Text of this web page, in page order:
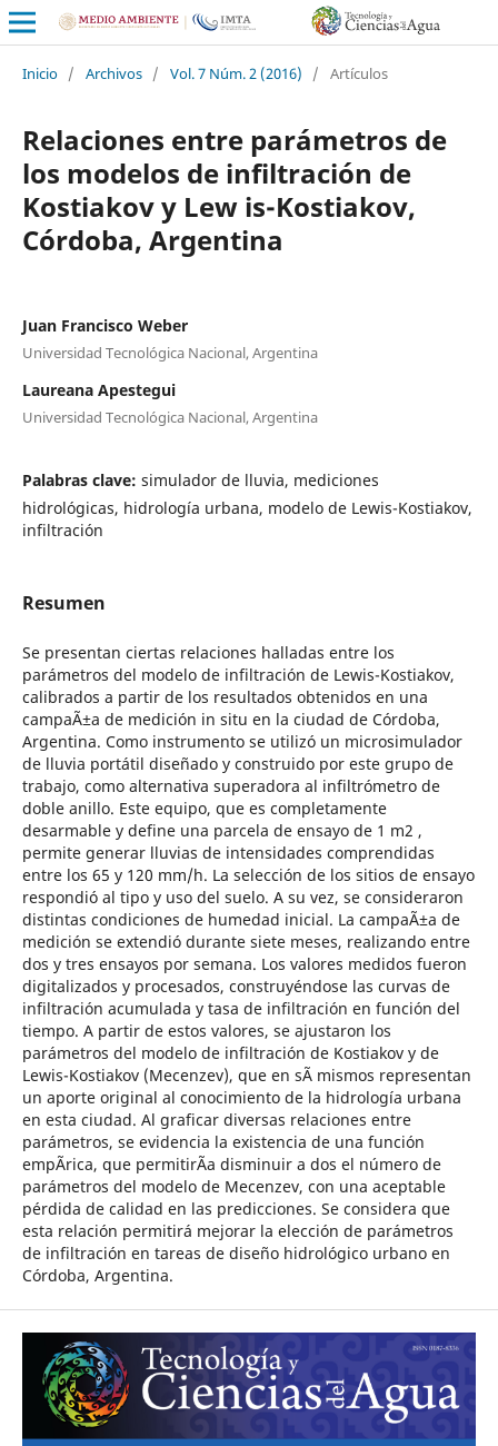
Inicio / Archivos / Vol. 7 Núm. 2 (2016) / Artículos
Relaciones entre parámetros de
los modelos de infiltración de
Kostiakov y Lew is-Kostiakov,
Córdoba, Argentina
Juan Francisco Weber
Universidad Tecnológica Nacional, Argentina
Laureana Apestegui
Universidad Tecnológica Nacional, Argentina
Palabras clave: simulador de lluvia, mediciones
hidrológicas, hidrología urbana, modelo de Lewis-Kostiakov,
infiltración
Resumen
Se presentan ciertas relaciones halladas entre los
parámetros del modelo de infiltración de Lewis-Kostiakov,
calibrados a partir de los resultados obtenidos en una
campaÃ±a de medición in situ en la ciudad de Córdoba,
Argentina. Como instrumento se utilizó un microsimulador
de lluvia portátil diseñado y construido por este grupo de
trabajo, como alternativa superadora al infiltrómetro de
doble anillo. Este equipo, que es completamente
desarmable y define una parcela de ensayo de 1 m2 ,
permite generar lluvias de intensidades comprendidas
entre los 65 y 120 mm/h. La selección de los sitios de ensayo
respondió al tipo y uso del suelo. A su vez, se consideraron
distintas condiciones de humedad inicial. La campaÃ±a de
medición se extendió durante siete meses, realizando entre
dos y tres ensayos por semana. Los valores medidos fueron
digitalizados y procesados, construyéndose las curvas de
infiltración acumulada y tasa de infiltración en función del
tiempo. A partir de estos valores, se ajustaron los
parámetros del modelo de infiltración de Kostiakov y de
Lewis-Kostiakov (Mecenzev), que en sÃ­ mismos representan
un aporte original al conocimiento de la hidrología urbana
en esta ciudad. Al graficar diversas relaciones entre
parámetros, se evidencia la existencia de una función
empÃ­rica, que permitirÃ­a disminuir a dos el número de
parámetros del modelo de Mecenzev, con una aceptable
pérdida de calidad en las predicciones. Se considera que
esta relación permitirá mejorar la elección de parámetros
de infiltración en tareas de diseño hidrológico urbano en
Córdoba, Argentina.